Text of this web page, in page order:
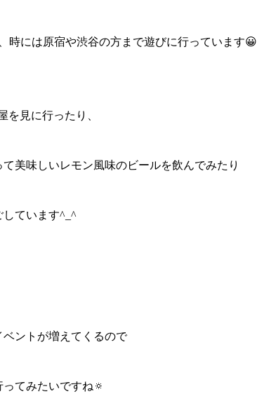
時には原宿や渋谷の方まで遊びに行っています😀
を見に行ったり、
美味しいレモン風味のビールを飲んでみたり
しています^_^
ントが増えてくるので
てみたいですね🔅